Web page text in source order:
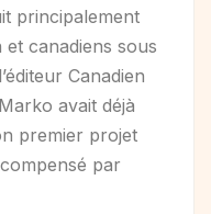
principalement
canadiens sous
Canadien
avait déjà
premier projet
par